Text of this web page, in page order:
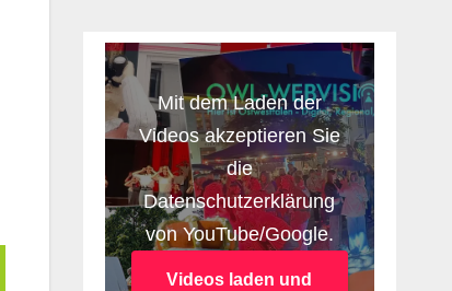
Mit dem Laden der
Videos akzeptieren Sie
die
Datenschutzerklärung
von YouTube/Google.
Videos laden und